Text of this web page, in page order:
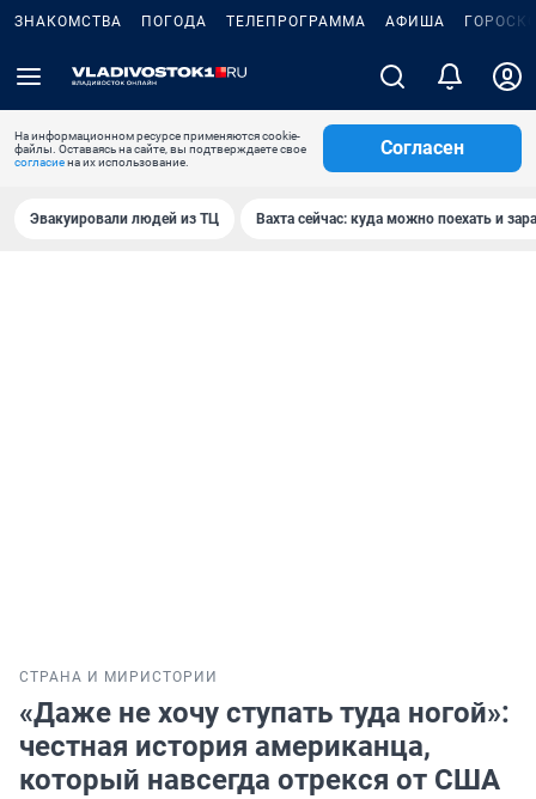
ЗНАКОМСТВА ПОГОДА ТЕЛЕПРОГРАММА АФИША
На информационном ресурсе применяются cookie-
файлы. Оставаясь на сайте, вы подтверждаете свое
согласиена их использование.
Согласен
Эвакуировали людей из ТЦ Вахта сейчас: куда можно поехать и
СТРАНА И МИР ИСТОРИИ
«Даже не хочу ступать туда ногой»:
честная история американца,
который навсегда отрекся от США